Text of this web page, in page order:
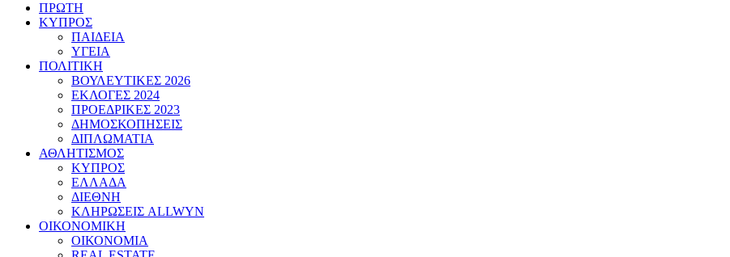
ΠΡΩΤΗ
ΚΥΠΡΟΣ
ΠΑΙΔΕΙΑ
ΥΓΕΙΑ
ΠΟΛΙΤΙΚΗ
ΒΟΥΛΕΥΤΙΚΕΣ 2026
ΕΚΛΟΓΕΣ 2024
ΠΡΟΕΔΡΙΚΕΣ 2023
ΔΗΜΟΣΚΟΠΗΣΕΙΣ
ΔΙΠΛΩΜΑΤΙΑ
ΑΘΛΗΤΙΣΜΟΣ
ΚΥΠΡΟΣ
ΕΛΛΑΔΑ
ΔΙΕΘΝΗ
ΚΛΗΡΩΣΕΙΣ ALLWYN
ΟΙΚΟΝΟΜΙΚΗ
ΟΙΚΟΝΟΜΙΑ